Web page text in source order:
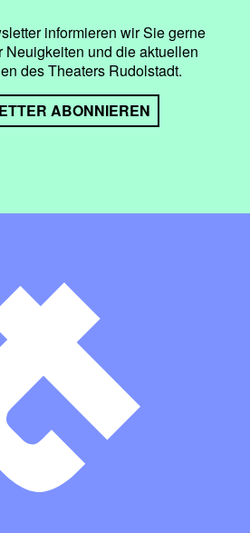
informieren wir Sie gerne
Neuigkeiten und die aktuellen
des Theaters Rudolstadt.
ABONNIEREN